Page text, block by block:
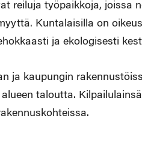
reiluja työpaikkoja, joissa
Kuntalaisilla on
ja ekologisesti
ja kaupungin
taloutta.